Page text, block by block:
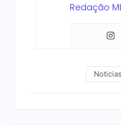
Redação
Noticias